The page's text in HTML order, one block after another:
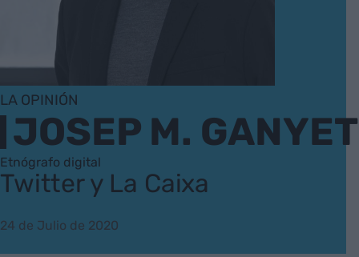
LA OPINIÓN
JOSEP M. GANYET
Etnógrafo digital
Twitter y La Caixa
24 de Julio de 2020